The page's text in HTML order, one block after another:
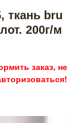
ткань bru
200г/м
заказ, не